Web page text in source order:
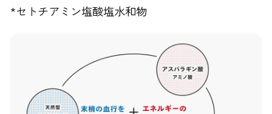
*セトチアミン塩酸塩水和物